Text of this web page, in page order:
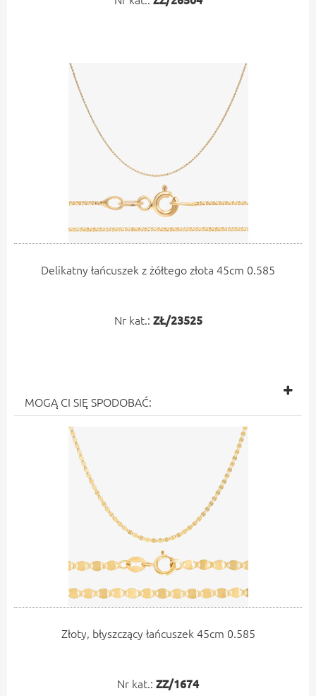
Delikatny łańcuszek z żółtego złota 45cm 0.585
Nr kat.: ZŁ/23525
MOGĄ CI SIĘ SPODOBAĆ:
Złoty, błyszczący łańcuszek 45cm 0.585
Nr kat.: ZZ/1674